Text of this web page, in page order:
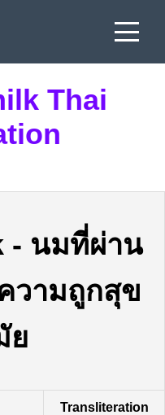
Thai
- นมที่ผ่าน
วามถูกสุข
ย
Transliteration